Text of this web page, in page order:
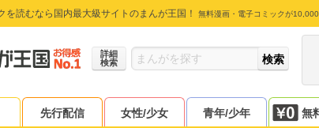
を読むなら国内最大級サイトのまんが王国！ 無料漫画・電子コミックが
詳細
検索
先行配信 女性/少女 青年/少年 無